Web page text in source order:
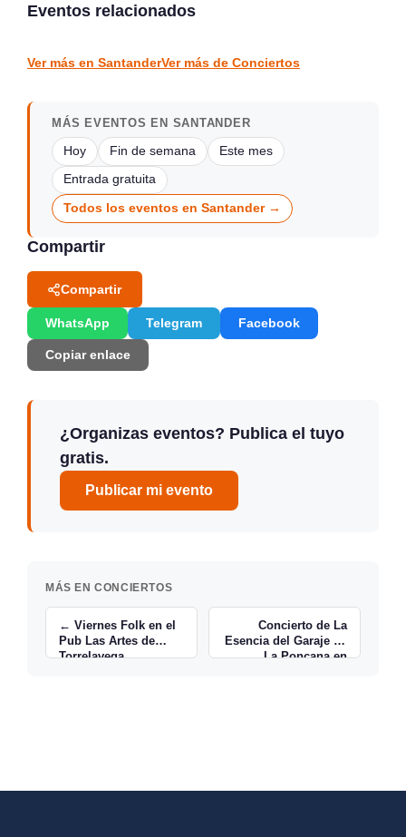
Eventos relacionados
Laredo
Ver más en SantanderVer más de Conciertos
MÁS EVENTOS EN SANTANDER
Hoy Fin de semana Este mes
Entrada gratuita
Todos los eventos en Santander →
Compartir
Compartir
WhatsApp Telegram Facebook
Copiar enlace
¿Organizas eventos? Publica el tuyo
gratis.
Publicar mi evento
MÁS EN CONCIERTOS
← Viernes Folk en el
Pub Las Artes de
Torrelavega
Concierto de La
Esencia del Garaje en
La Poncana en